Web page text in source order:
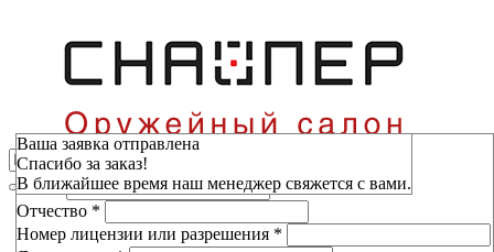
Зарезервировать
Фамилия*
Имя*
Отчество *
Номер лицензии или разрешения *
Ваша заявка отправлена
Спасибо за заказ!
В ближайшее время наш менеджер свяжется с вами.